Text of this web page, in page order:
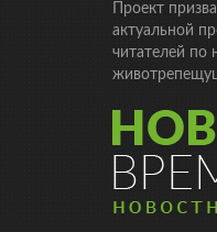
Проект
актуальной
читателей по